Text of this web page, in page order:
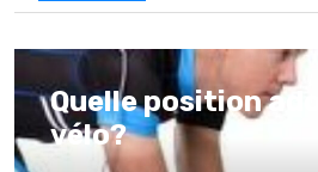
Quelle position
vélo?